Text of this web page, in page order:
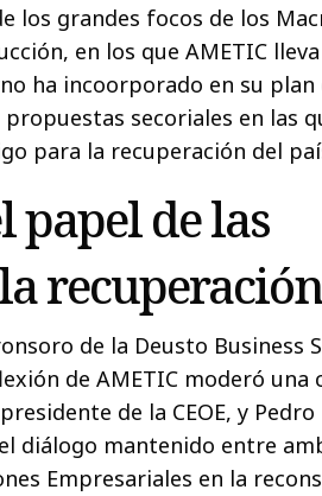
los grandes focos de los
en los que AMETIC
ha incoorporado en su plan
secoriales en las
para la recuperación del
papel de las
recuperación
de la Deusto Business
de AMETIC moderó una
de la CEOE, y Pedro
diálogo mantenido entre
Empresariales en la